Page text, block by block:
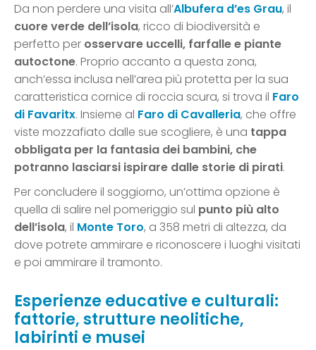
Da non perdere una visita all’Albufera d’es Grau, il
cuore verde dell’isola, ricco di biodiversità e
perfetto per osservare uccelli, farfalle e piante
autoctone. Proprio accanto a questa zona,
anch’essa inclusa nell’area più protetta per la sua
caratteristica cornice di roccia scura, si trova il Faro
di Favaritx. Insieme al Faro di Cavalleria, che offre
viste mozzafiato dalle sue scogliere, è una tappa
obbligata per la fantasia dei bambini, che
potranno lasciarsi ispirare dalle storie di pirati.
Per concludere il soggiorno, un’ottima opzione è
quella di salire nel pomeriggio sul punto più alto
dell’isola, il Monte Toro, a 358 metri di altezza, da
dove potrete ammirare e riconoscere i luoghi visitati
e poi ammirare il tramonto.
Esperienze educative e culturali:
fattorie, strutture neolitiche,
labirinti e musei